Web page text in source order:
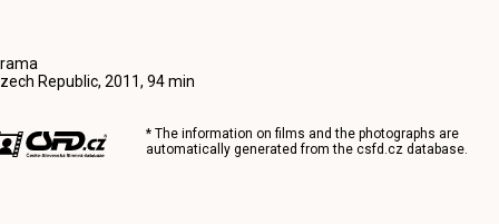
Republic, 2011, 94 min
* The information on films and the photographs are
automatically generated from the csfd.czdatabase.